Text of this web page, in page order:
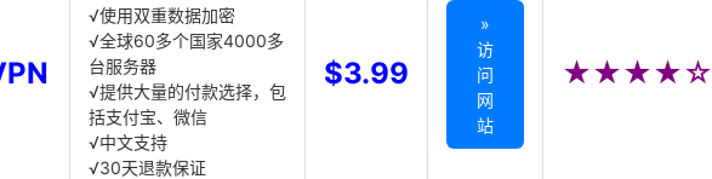
√使用双重数据加密
√全球60多个国家4000多
台服务器
√提供大量的付款选择，包
括支付宝、微信
√中文支持
√30天退款保证
$3.99
»
访
问
网
站
★★★★☆